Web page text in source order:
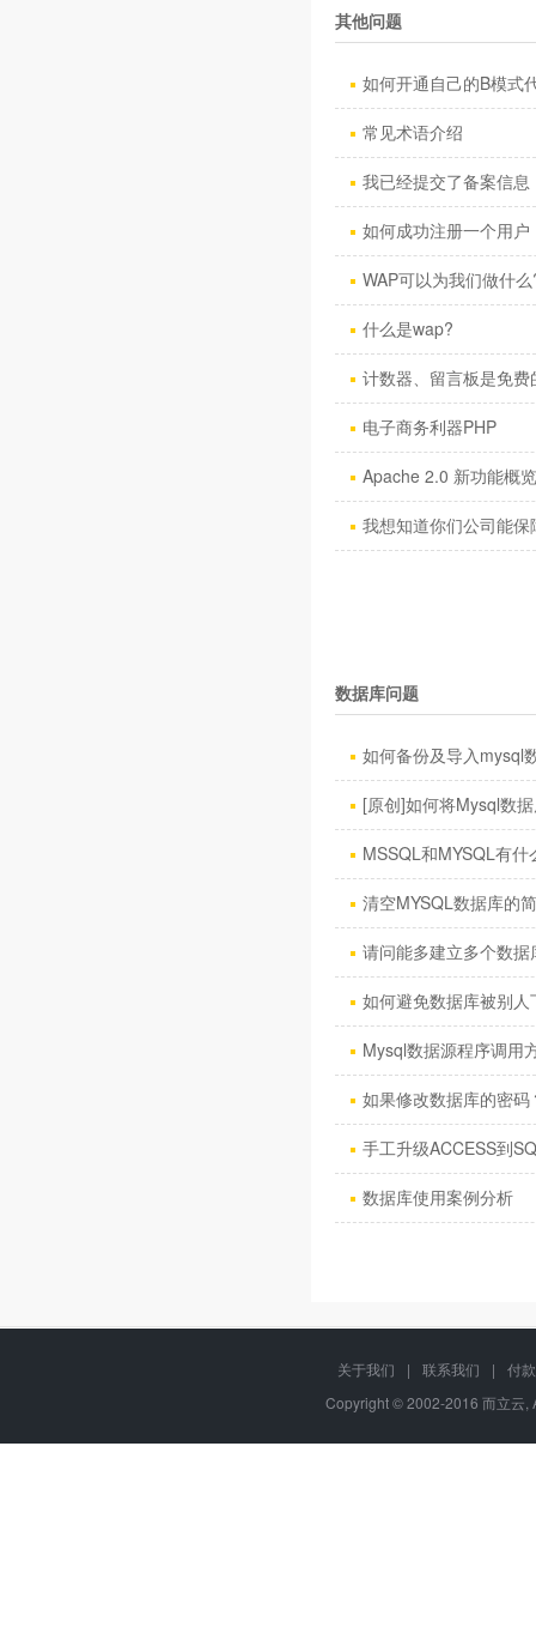
其他问题
如何开通自己的B模式
常见术语介绍
我已经提交了备案信
如何成功注册一个用户
WAP可以为我们做什
什么是wap?
计数器、留言板是免费
电子商务利器PHP
Apache 2.0 新功能概览
我想知道你们公司能
数据库问题
如何备份及导入mysql
[原创]如何将Mysql数
MSSQL和MYSQL有什
清空MYSQL数据库的
请问能多建立多个数据
如何避免数据库被别人
Mysql数据源程序调用
如果修改数据库的密码
手工升级ACCESS到
数据库使用案例分析
关于我们 | 联系我们 |
付
Copyright © 2002-2016 而立云